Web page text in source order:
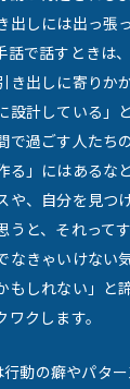
出しには出っ張
話で話すときは
き出しに寄りか
設計している」
で過ごす人たち
る」にはあるな
や、自分を見つ
うと、それって
なきゃいけない
もしれない」と
クします。
行動の癖やパタ